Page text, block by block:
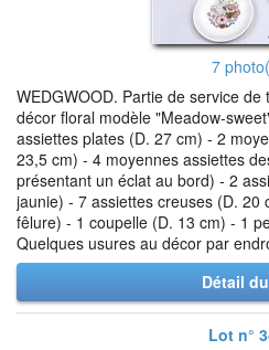
7
WEDGWOOD. Partie de service
décor floral modèle "Meadow-
assiettes plates (D. 27 cm) - 2
23,5 cm) - 4 moyennes assiettes
présentant un éclat au bord) - 2
jaunie) - 7 assiettes creuses (D. 20
fêlure) - 1 coupelle (D. 13 cm) - 1
Quelques usures au décor par
Détail
Lot n°